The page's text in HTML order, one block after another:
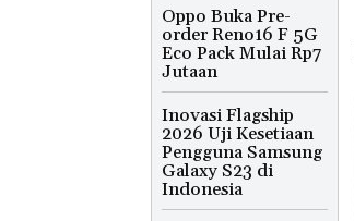
Oppo Buka Pre-
order Reno16 F 5G
Eco Pack Mulai Rp7
Jutaan
Inovasi Flagship
2026 Uji Kesetiaan
Pengguna Samsung
Galaxy S23 di
Indonesia